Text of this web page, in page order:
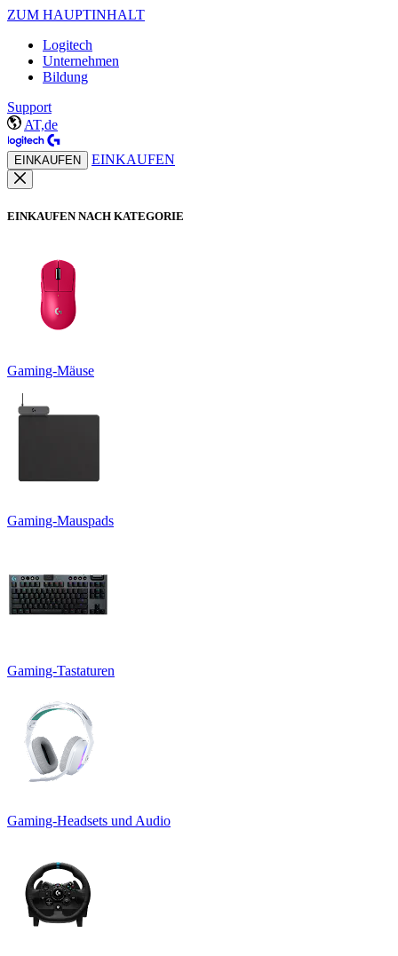
ZUM HAUPTINHALT
Logitech
Unternehmen
Bildung
Support
AT,de
EINKAUFEN EINKAUFEN
EINKAUFEN NACH KATEGORIE
Gaming-Mäuse
Gaming-Mauspads
Gaming-Tastaturen
Gaming-Headsets und Audio